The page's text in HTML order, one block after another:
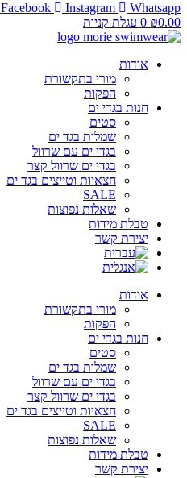
Facebook Instagram
Whatsapp
₪0.00
0 עגלת קניות
אודות
מורי בתקשורת
הפקות
חנות בגדי ים
סטים
שמלות בגד ים
בגדי ים עם שרוול
בגדי ים שרוול קצר
חצאיות וטייצים בגד ים
SALE
שאלות נפוצות
טבלת מידות
יצירת קשר
אודות
מורי בתקשורת
הפקות
חנות בגדי ים
סטים
שמלות בגד ים
בגדי ים עם שרוול
בגדי ים שרוול קצר
חצאיות וטייצים בגד ים
SALE
שאלות נפוצות
טבלת מידות
יצירת קשר